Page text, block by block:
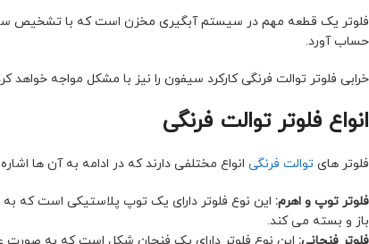
فلوتر یک قطعه مهم در سیستم آبگیری مخزن است که با تشخیص سطح
حساب آورد.
خرابی فلوتر توالت فرنگی کارکرد سیفون را نیز با مشکل مواجه خواهد
انواع فلوتر توالت فرنگی
فلوتر های توالت فرنگی انواع مختلفی دارند که در ادامه به آن ها
فلوتر توپ و اهرم: این نوع فلوتر دارای یک توپ پلاستیکی است که
باز و بسته می کند.